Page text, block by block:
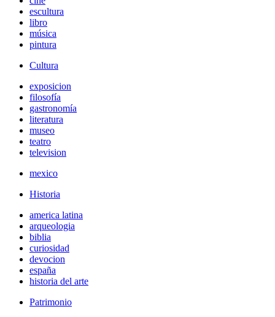
escultura
libro
música
pintura
Cultura
exposicion
filosofía
gastronomía
literatura
museo
teatro
television
mexico
Historia
america latina
arqueologia
biblia
curiosidad
devocion
españa
historia del arte
Patrimonio